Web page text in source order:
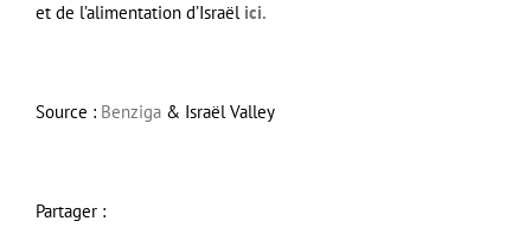
et de l’alimentation d’Israël ici.
Source : Benziga & Israël Valley
Partager :